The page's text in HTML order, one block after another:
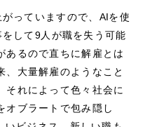
っていますので、 AIを使
して9人が職を失う可能
あるので直ちに解雇とは
、大量解雇のようなこと
それによって色々社会に
オブラートで包み隠し